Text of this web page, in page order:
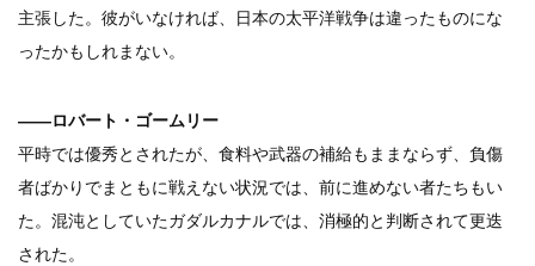
主張した。彼がいなければ、日本の太平洋戦争は違ったものにな
ったかもしれまない。
――ロバート・ゴームリー
平時では優秀とされたが、食料や武器の補給もままならず、負傷
者ばかりでまともに戦えない状況では、前に進めない者たちもい
た。混沌としていたガダルカナルでは、消極的と判断されて更迭
された。